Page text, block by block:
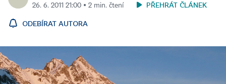
26. 6. 2011 21:00 ▪ 2 min. čtení PŘEHRÁT ČLÁNEK
ODEBÍRAT AUTORA